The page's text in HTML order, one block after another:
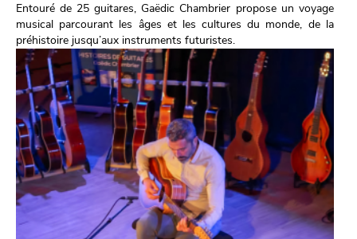
Entouré de 25 guitares, Gaëdic Chambrier propose un voyage
musical parcourant les âges et les cultures du monde, de la
préhistoire jusqu’aux instruments futuristes.